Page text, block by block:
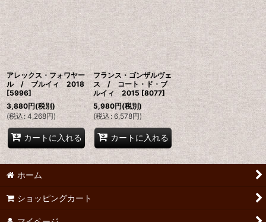
アレックス・フォワヤー
ル / ブルイィ 2018
[5996]
3,880円(税別)
(税込: 4,268円)
カートに入れる
フランス・ゴンザルヴェ
ス / コート・ド・ブ
ルイィ 2015 [8077]
5,980円(税別)
(税込 : 6,578円)
カートに入れる
ホーム
ショッピングカート